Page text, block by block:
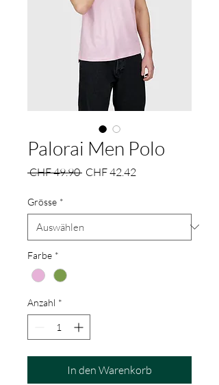
Palorai Men Polo
CHF 49.90 Standardpreis
CHF 42.42
Grösse *
Farbe *
Anzahl *
In den Warenkorb